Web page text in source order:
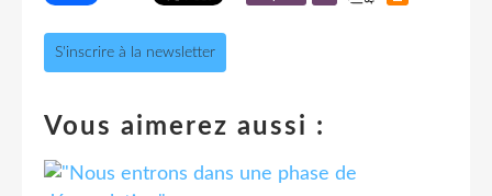
S'inscrire à la newsletter
Vous aimerez aussi :